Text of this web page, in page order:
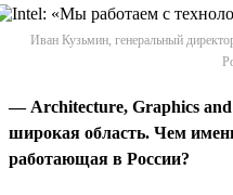
Иван Кузьмин, генеральный
— Architecture, Graphics
широкая область. Чем
работающая в России?